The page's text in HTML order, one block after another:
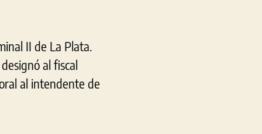
II de La Plata.
al fiscal
al intendente de